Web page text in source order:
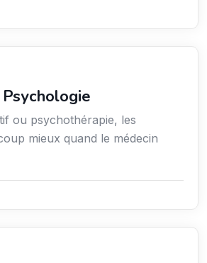
ou psychothérapie, les
mieux quand le médecin